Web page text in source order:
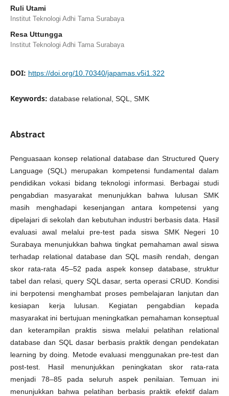
Ruli Utami
Institut Teknologi Adhi Tama Surabaya
Resa Uttungga
Institut Teknologi Adhi Tama Surabaya
DOI: https://doi.org/10.70340/japamas.v5i1.322
Keywords: database relational, SQL, SMK
Abstract
Penguasaan konsep relational database dan Structured Query
Language (SQL) merupakan kompetensi fundamental dalam
pendidikan vokasi bidang teknologi informasi. Berbagai studi
pengabdian masyarakat menunjukkan bahwa lulusan SMK
masih menghadapi kesenjangan antara kompetensi yang
dipelajari di sekolah dan kebutuhan industri berbasis data. Hasil
evaluasi awal melalui pre-test pada siswa SMK Negeri 10
Surabaya menunjukkan bahwa tingkat pemahaman awal siswa
terhadap relational database dan SQL masih rendah, dengan
skor rata-rata 45–52 pada aspek konsep database, struktur
tabel dan relasi, query SQL dasar, serta operasi CRUD. Kondisi
ini berpotensi menghambat proses pembelajaran lanjutan dan
kesiapan kerja lulusan. Kegiatan pengabdian kepada
masyarakat ini bertujuan meningkatkan pemahaman konseptual
dan keterampilan praktis siswa melalui pelatihan relational
database dan SQL dasar berbasis praktik dengan pendekatan
learning by doing. Metode evaluasi menggunakan pre-test dan
post-test. Hasil menunjukkan peningkatan skor rata-rata
menjadi 78–85 pada seluruh aspek penilaian. Temuan ini
menunjukkan bahwa pelatihan berbasis praktik efektif dalam